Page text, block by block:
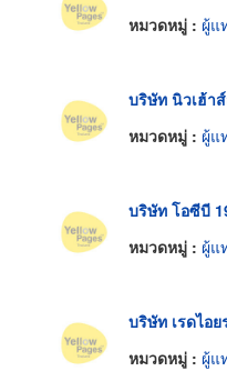
หมวดหมู่ : ผู้แ
บริษัท นิวเฮ้า
หมวดหมู่ : ผู้แ
บริษัท โอซีบี
หมวดหมู่ : ผู้แ
บริษัท เรดไอย
หมวดหมู่ : ผู้แ